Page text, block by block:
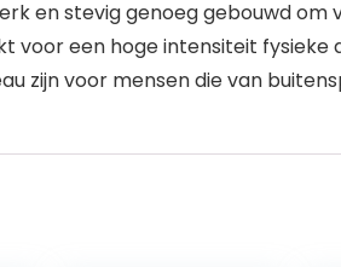
en stevig genoeg gebouwd
voor een hoge intensiteit
zijn voor mensen die van